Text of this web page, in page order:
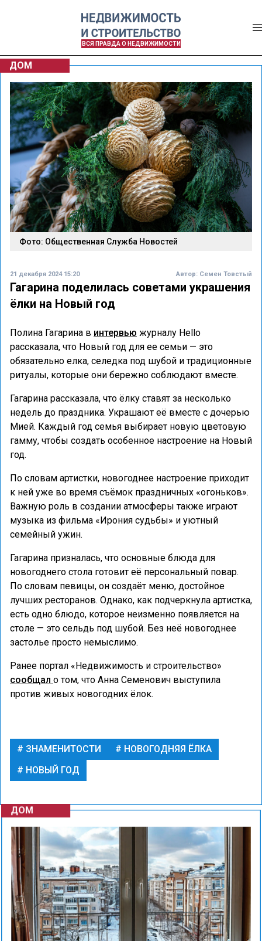
ВСЯ ПРАВДА О НЕДВИЖИМОСТИ
ДОМ
Фото: Общественная Служба Новостей
21 декабря 2024 15:20 Автор: Семен Товстый
Гагарина поделилась советами украшения
ёлки на Новый год
Полина Гагарина в интервью журналу Hello
рассказала, что Новый год для ее семьи — это
обязательно елка, селедка под шубой и традиционные
ритуалы, которые они бережно соблюдают вместе.
Гагарина рассказала, что ёлку ставят за несколько
недель до праздника. Украшают её вместе с дочерью
Мией. Каждый год семья выбирает новую цветовую
гамму, чтобы создать особенное настроение на Новый
год.
По словам артистки, новогоднее настроение приходит
к ней уже во время съёмок праздничных «огоньков».
Важную роль в создании атмосферы также играют
музыка из фильма «Ирония судьбы» и уютный
семейный ужин.
Гагарина призналась, что основные блюда для
новогоднего стола готовит её персональный повар.
По словам певицы, он создаёт меню, достойное
лучших ресторанов. Однако, как подчеркнула артистка,
есть одно блюдо, которое неизменно появляется на
столе — это сельдь под шубой. Без неё новогоднее
застолье просто немыслимо.
Ранее портал «Недвижимость и строительство»
сообщал о том, что Анна Семенович выступила
против живых новогодних ёлок.
ЗНАМЕНИТОСТИ
НОВОГОДНЯЯ ЁЛКА
НОВЫЙ ГОД
ДОМ